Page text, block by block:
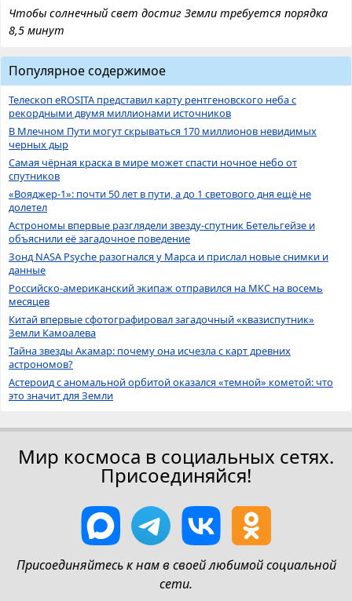
Чтобы солнечный свет достиг Земли требуется порядка
8,5 минут
Популярное содержимое
Телескоп eROSITA представил карту рентгеновского неба с
рекордными двумя миллионами источников
В Млечном Пути могут скрываться 170 миллионов невидимых
черных дыр
Самая чёрная краска в мире может спасти ночное небо от
спутников
«Вояджер-1»: почти 50 лет в пути, а до 1 светового дня ещё не
долетел
Астрономы впервые разглядели звезду-спутник Бетельгейзе и
объяснили её загадочное поведение
Зонд NASA Psyche разогнался у Марса и прислал новые снимки и
данные
Российско-американский экипаж отправился на МКС на восемь
месяцев
Китай впервые сфотографировал загадочный «квазиспутник»
Земли Камоалева
Тайна звезды Акамар: почему она исчезла с карт древних
астрономов?
Астероид с аномальной орбитой оказался «темной» кометой: что
это значит для Земли
Мир космоса в социальных сетях.
Присоединяйся!
Присоединяйтесь к нам в своей любимой социальной
сети.